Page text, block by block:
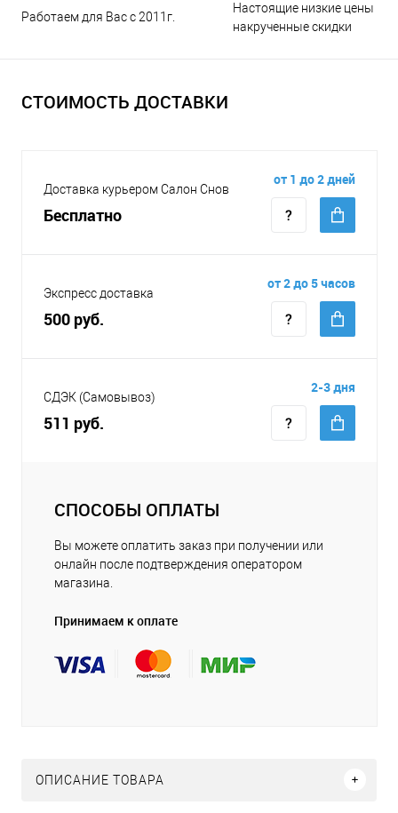
Работаем для Вас с 2011г.
Настоящие низкие цены и
накрученные скидки
СТОИМОСТЬ ДОСТАВКИ
Доставка курьером Салон Снов
Бесплатно
от 1 до 2 дней
Экспресс доставка
500 руб.
от 2 до 5 часов
СДЭК (Самовывоз)
511 руб.
2-3 дня
СПОСОБЫ ОПЛАТЫ
Вы можете оплатить заказ при получении или
онлайн после подтверждения оператором
магазина.
Принимаем к оплате
ОПИСАНИЕ ТОВАРА